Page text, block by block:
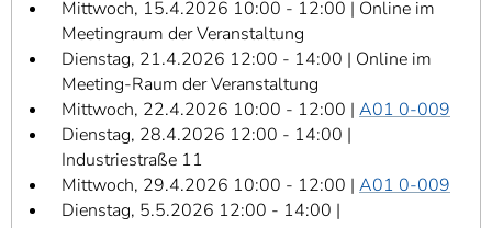
Mittwoch, 15.4.2026 10:00 - 12:00 | Online im
Meetingraum der Veranstaltung
Dienstag, 21.4.2026 12:00 - 14:00 | Online im
Meeting-Raum der Veranstaltung
Mittwoch, 22.4.2026 10:00 - 12:00 | A01 0-009
Dienstag, 28.4.2026 12:00 - 14:00 |
Industriestraße 11
Mittwoch, 29.4.2026 10:00 - 12:00 | A01 0-009
Dienstag, 5.5.2026 12:00 - 14:00 |